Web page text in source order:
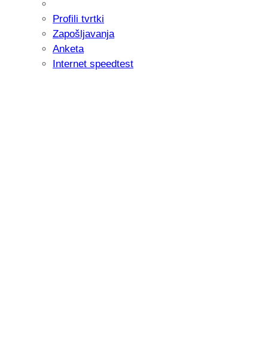
Profili tvrtki
Zapošljavanja
Anketa
Internet speedtest